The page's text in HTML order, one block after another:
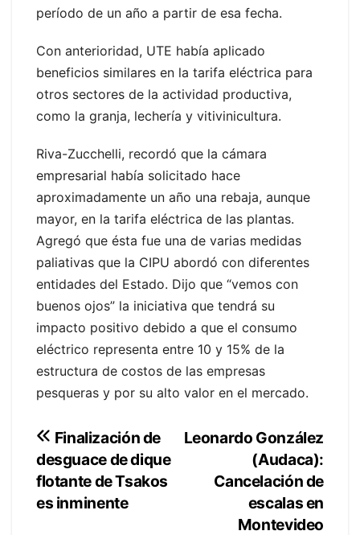
período de un año a partir de esa fecha.
Con anterioridad, UTE había aplicado
beneficios similares en la tarifa eléctrica para
otros sectores de la actividad productiva,
como la granja, lechería y vitivinicultura.
Riva-Zucchelli, recordó que la cámara
empresarial había solicitado hace
aproximadamente un año una rebaja, aunque
mayor, en la tarifa eléctrica de las plantas.
Agregó que ésta fue una de varias medidas
paliativas que la CIPU abordó con diferentes
entidades del Estado. Dijo que “vemos con
buenos ojos” la iniciativa que tendrá su
impacto positivo debido a que el consumo
eléctrico representa entre 10 y 15% de la
estructura de costos de las empresas
pesqueras y por su alto valor en el mercado.
Navegación
de
entradas
Leonardo González
(Audaca):
Cancelación de
escalas en
Montevideo
Finalización de
desguace de dique
flotante de Tsakos
es inminente